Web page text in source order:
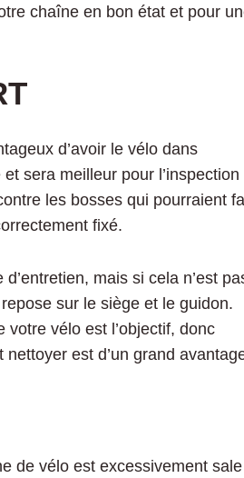
chaîne en bon état et pour
d’avoir le vélo dans
sera meilleur pour l’inspection
les bosses qui pourraient
fixé.
mais si cela n’est
sur le siège et le guidon.
vélo est l’objectif, donc
est d’un grand
de vélo est excessivement